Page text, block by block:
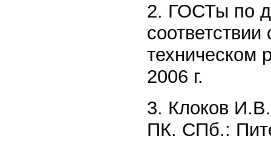
2. ГОСТы по
техническом
2006 г.
3. Клоков
ПК. СПб.: